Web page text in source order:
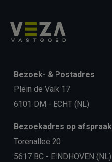
Bezoek- & Postadres
Plein de Valk 17
6101 DM - ECHT (NL)
Bezoekadres op afspraak
Torenallee 20
5617 BC - EINDHOVEN (NL)